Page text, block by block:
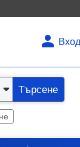
Вход
Търсене